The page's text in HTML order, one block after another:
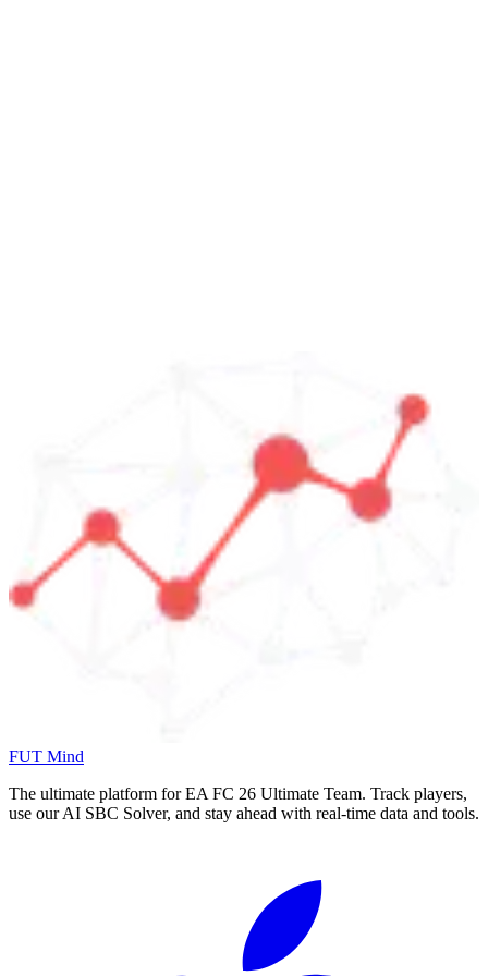
FUT Mind
The ultimate platform for EA FC 26 Ultimate Team. Track players,
use our AI SBC Solver, and stay ahead with real-time data and tools.